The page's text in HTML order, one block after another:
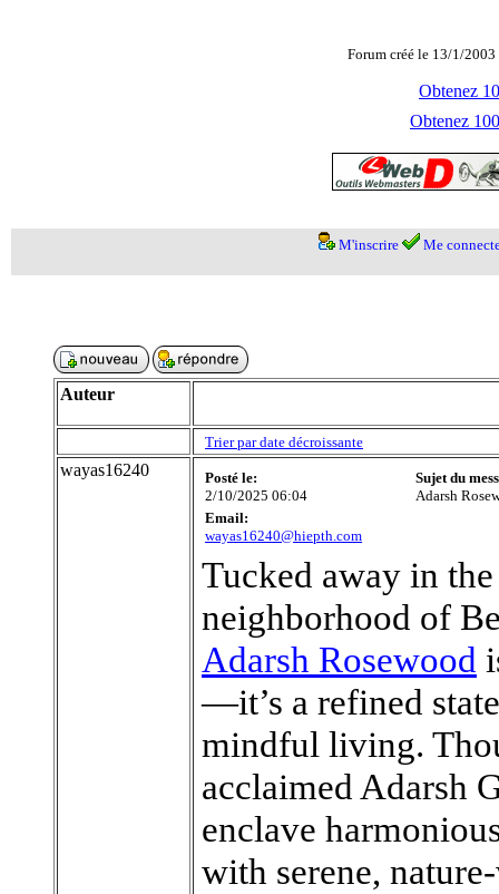
Forum créé le 13/1/
Obtenez
Obtenez
M'inscrire Me
Auteur
Trier par date décroissante
wayas16240
Posté le:
2/10/2025 06:04
Sujet du
Adarsh
Email:
wayas16240@hiepth.com
Tucked away in
neighborhood of
Adarsh Rosewood
—it’s a refined
mindful living.
acclaimed Adarsh
enclave
with serene,